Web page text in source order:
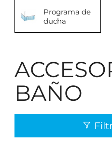
Programa de
ducha
BAÑO